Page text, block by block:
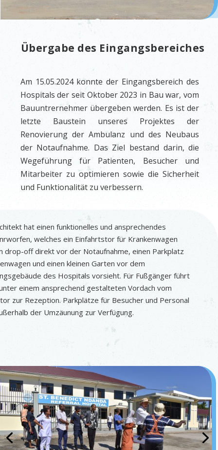
Übergabe des Eingangsbereiches
Am 15.05.2024 konnte der Eingangsbereich des
Hospitals der seit Oktober 2023 in Bau war, vom
Bauuntrernehmer übergeben werden. Es ist der
letzte Baustein unseres Projektes der
Renovierung der Ambulanz und des Neubaus
der Notaufnahme. Das Ziel bestand darin, die
Wegeführung für Patienten, Besucher und
Mitarbeiter zu optimieren sowie die Sicherheit
und Funktionalität zu verbessern.
hat einen funktionelles und ansprechendes
welches ein Einfahrtstor für Krankenwagen
drop-off direkt vor der Notaufnahme, einen Parkplatz
und einen kleinen Garten vor dem
des Hospitals vorsieht. Für Fußgänger führt
einem ansprechend gestalteten Vordach vom
zur Rezeption. Parkplätze für Besucher und Personal
der Umzäunung zur Verfügung.